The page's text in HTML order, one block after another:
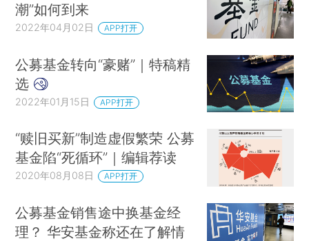
潮”如何到来
2022年04月02日 APP打开
公募基金转向“豪赌”｜特稿精
选
2022年01月15日 APP打开
“赎旧买新”制造虚假繁荣 公募
基金陷“死循环”｜编辑荐读
2020年08月08日 APP打开
公募基金销售途中换基金经
理？ 华安基金称还在了解情